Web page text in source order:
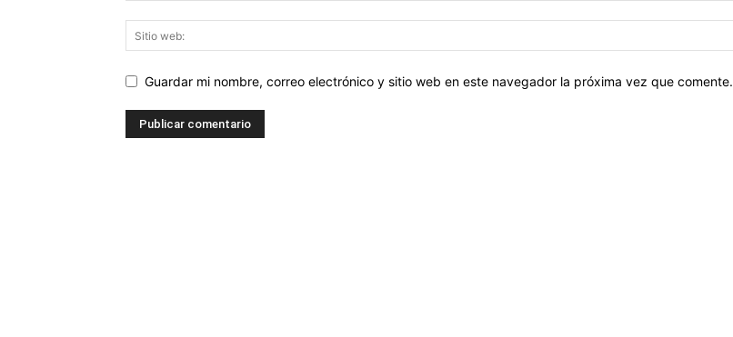
Guardar mi nombre, correo electrónico y sitio web en este navegador la próxima vez que comente.